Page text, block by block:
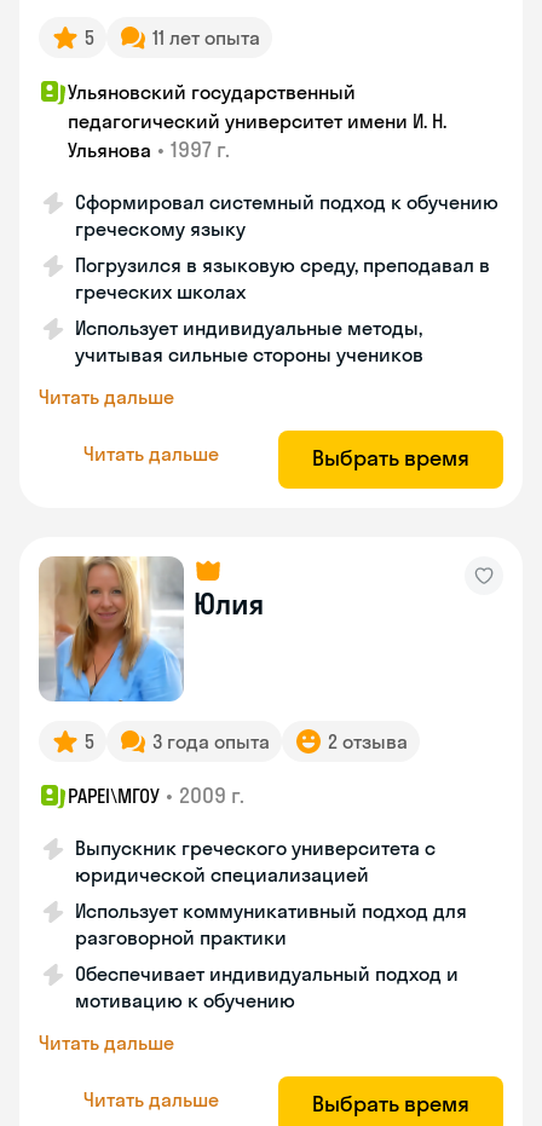
5 11 лет опыта
Ульяновский государственный
педагогический университет имени И. Н.
Ульянова • 1997 г.
Сформировал системный подход к обучению
греческому языку
Погрузился в языковую среду, преподавал в
греческих школах
Использует индивидуальные методы,
учитывая сильные стороны учеников
Читать дальше
Читать дальше Выбрать время
Юлия
5 3 года опыта 2 отзыва
PAPEI\MГОУ • 2009 г.
Выпускник греческого университета с
юридической специализацией
Использует коммуникативный подход для
разговорной практики
Обеспечивает индивидуальный подход и
мотивацию к обучению
Читать дальше
Читать дальше Выбрать время